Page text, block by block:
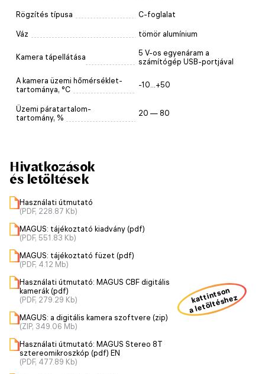
Rögzítés típusa C-foglalat
Váz tömör alumínium
Kamera tápellátása
5 V-os egyenáram a
számítógép USB-portjával
A kamera üzemi hőmérséklet-
tartománya, °C
-10...+50
Üzemi páratartalom-
tartomány, %
20 — 80
Hivatkozások
és letöltések
Használati útmutató
(PDF, 228.87 Kb)
MAGUS: tájékoztató kiadvány (pdf)
(PDF, 551.83 Kb)
MAGUS: tájékoztató füzet (pdf)
(PDF, 4.12 Mb)
Használati útmutató: MAGUS CBF digitális
kamerák (pdf)
(PDF, 279.29 Kb)
MAGUS: a digitális kamera szoftvere (zip)
(ZIP, 349.06 Mb)
Használati útmutató: MAGUS Stereo 8T
sztereomikroszkóp (pdf) EN
(PDF, 477.89 Kb)
kattintson
a letöltéshez